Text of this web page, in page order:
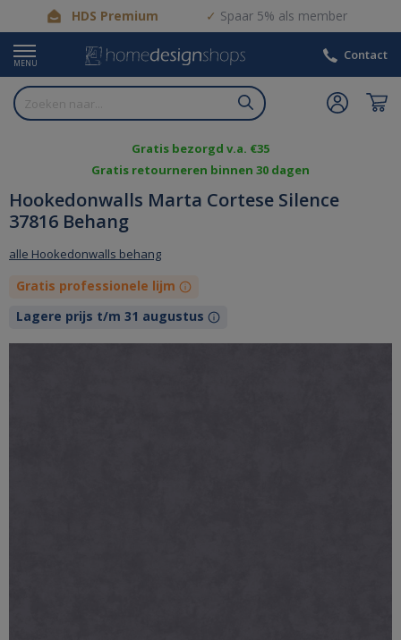
HDS Premium Spaar 5% als member
MENU
Contact
Gratis bezorgd v.a. €35
Gratis retourneren binnen 30 dagen
Hookedonwalls Marta Cortese Silence
37816 Behang
alle Hookedonwalls behang
Gratis professionele lijm
Lagere prijs t/m 31 augustus